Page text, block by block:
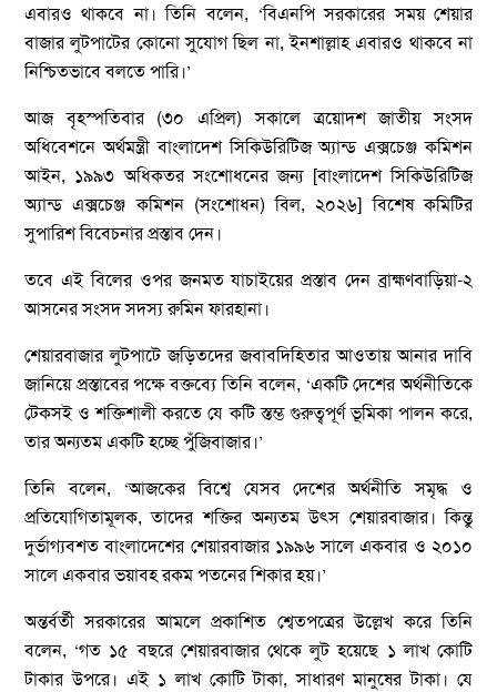
এবারও থাকবে না। তিনি বলেন, ‘বিএনপি সরকারের সময় শেয়ার
বাজার লুটপাটের কোনো সুযোগ ছিল না, ইনশাল্লাহ এবারও থাকবে না
নিশ্চিতভাবে বলতে পারি।’
আজ বৃহস্পতিবার (৩০ এপ্রিল) সকালে ত্রয়োদশ জাতীয় সংসদ
অধিবেশনে অর্থমন্ত্রী বাংলাদেশ সিকিউরিটিজ অ্যান্ড এক্সচেঞ্জ কমিশন
আইন, ১৯৯৩ অধিকতর সংশোধনের জন্য [বাংলাদেশ সিকিউরিটিজ
অ্যান্ড এক্সচেঞ্জ কমিশন (সংশোধন) বিল, ২০২৬] বিশেষ কমিটির
সুপারিশ বিবেচনার প্রস্তাব দেন।
তবে এই বিলের ওপর জনমত যাচাইয়ের প্রস্তাব দেন ব্রাহ্মণবাড়িয়া-২
আসনের সংসদ সদস্য রুমিন ফারহানা।
শেয়ারবাজার লুটপাটে জড়িতদের জবাবদিহিতার আওতায় আনার দাবি
জানিয়ে প্রস্তাবের পক্ষে বক্তব্যে তিনি বলেন, ‘একটি দেশের অর্থনীতিকে
টেকসই ও শক্তিশালী করতে যে কটি স্তম্ভ গুরুত্বপূর্ণ ভূমিকা পালন করে,
তার অন্যতম একটি হচ্ছে পুঁজিবাজার।’
তিনি বলেন, ‘আজকের বিশ্বে যেসব দেশের অর্থনীতি সমৃদ্ধ ও
প্রতিযোগিতামূলক, তাদের শক্তির অন্যতম উৎস শেয়ারবাজার। কিন্তু
দুর্ভাগ্যবশত বাংলাদেশের শেয়ারবাজার ১৯৯৬ সালে একবার ও ২০১০
সালে একবার ভয়াবহ রকম পতনের শিকার হয়।’
অন্তর্বর্তী সরকারের আমলে প্রকাশিত শ্বেতপত্রের উল্লেখ করে তিনি
বলেন, ‘গত ১৫ বছরে শেয়ারবাজার থেকে লুট হয়েছে ১ লাখ কোটি
টাকার উপরে। এই ১ লাখ কোটি টাকা, সাধারণ মানুষের টাকা। যে